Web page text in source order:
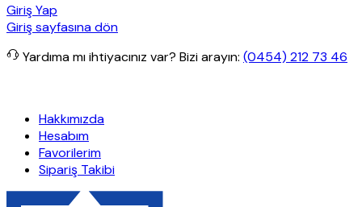
Giriş Yap
Giriş sayfasına dön
Yardıma mı ihtiyacınız var? Bizi arayın: (0454) 212 73 46
Hakkımızda
Hesabım
Favorilerim
Sipariş Takibi